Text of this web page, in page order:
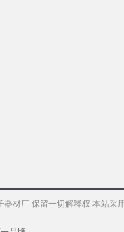
材厂 保留一切解释权 本站采